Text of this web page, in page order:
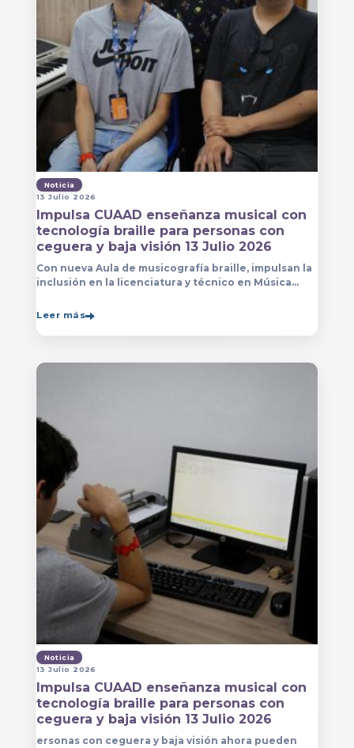
Noticia
13 Julio 2026
Impulsa CUAAD enseñanza musical con
tecnología braille para personas con
ceguera y baja visión 13 Julio 2026
Con nueva Aula de musicografía braille, impulsan la
inclusión en la licenciatura y técnico en Música
formen con mayor autonomía
Leer más
Noticia
13 Julio 2026
Impulsa CUAAD enseñanza musical con
tecnología braille para personas con
ceguera y baja visión 13 Julio 2026
ersonas con ceguera y baja visión ahora pueden